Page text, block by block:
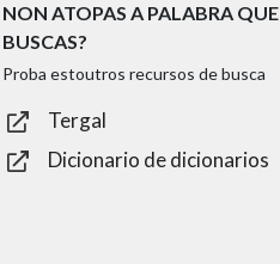
NON ATOPAS A PALABRA QUE
BUSCAS?
Proba estoutros recursos de busca
Tergal
Dicionario de dicionarios